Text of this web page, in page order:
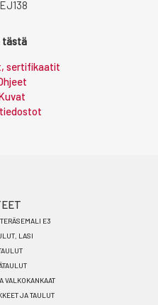
tästä
sertifikaatit
E3
LASI
VALKOKANKAAT
JA TAULUT